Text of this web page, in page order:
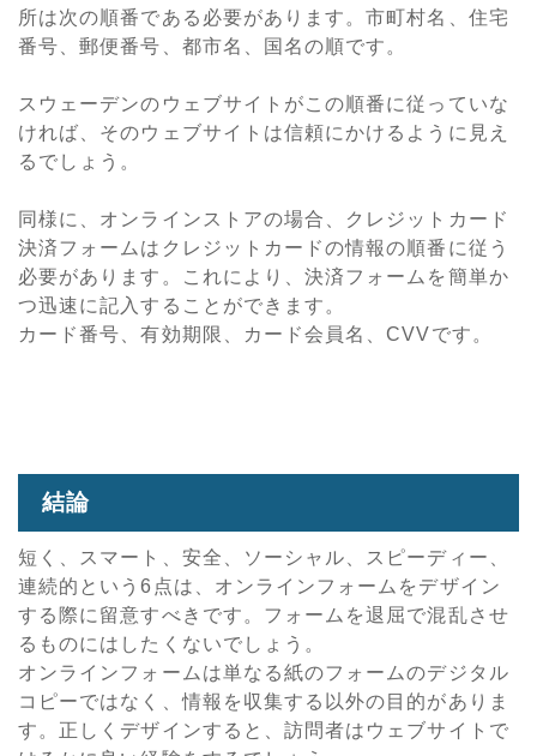
所は次の順番である必要があります。市町村名、住宅
番号、郵便番号、都市名、国名の順です。
スウェーデンのウェブサイトがこの順番に従っていな
ければ、そのウェブサイトは信頼にかけるように見え
るでしょう。
同様に、オンラインストアの場合、クレジットカード
決済フォームはクレジットカードの情報の順番に従う
必要があります。これにより、決済フォームを簡単か
つ迅速に記入することができます。
カード番号、有効期限、カード会員名、CVVです。
結論
短く、スマート、安全、ソーシャル、スピーディー、
連続的という6点は、オンラインフォームをデザイン
する際に留意すべきです。フォームを退屈で混乱させ
るものにはしたくないでしょう。
オンラインフォームは単なる紙のフォームのデジタル
コピーではなく、情報を収集する以外の目的がありま
す。正しくデザインすると、訪問者はウェブサイトで